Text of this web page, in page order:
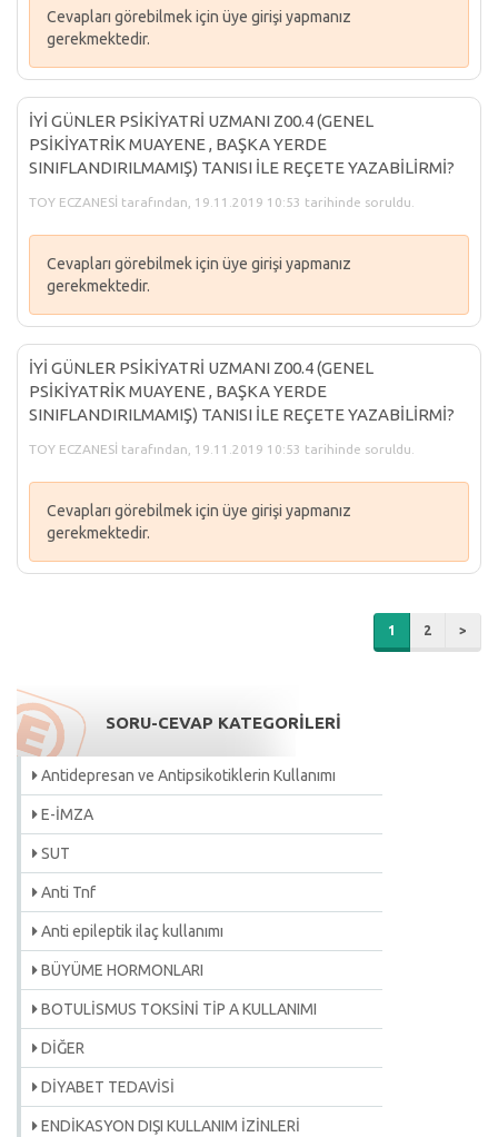
Cevapları görebilmek için üye girişi yapmanız
gerekmektedir.
İYİ GÜNLER PSİKİYATRİ UZMANI Z00.4 (GENEL
PSİKİYATRİK MUAYENE , BAŞKA YERDE
SINIFLANDIRILMAMIŞ) TANISI İLE REÇETE YAZABİLİRMİ?
TOY ECZANESİ tarafından, 19.11.2019 10:53 tarihinde soruldu.
Cevapları görebilmek için üye girişi yapmanız
gerekmektedir.
İYİ GÜNLER PSİKİYATRİ UZMANI Z00.4 (GENEL
PSİKİYATRİK MUAYENE , BAŞKA YERDE
SINIFLANDIRILMAMIŞ) TANISI İLE REÇETE YAZABİLİRMİ?
TOY ECZANESİ tarafından, 19.11.2019 10:53 tarihinde soruldu.
Cevapları görebilmek için üye girişi yapmanız
gerekmektedir.
1 2 >
SORU-CEVAP KATEGORİLERİ
Antidepresan ve Antipsikotiklerin Kullanımı
E-İMZA
SUT
Anti Tnf
Anti epileptik ilaç kullanımı
BÜYÜME HORMONLARI
BOTULİSMUS TOKSİNİ TİP A KULLANIMI
DİĞER
DİYABET TEDAVİSİ
ENDİKASYON DIŞI KULLANIM İZİNLERİ